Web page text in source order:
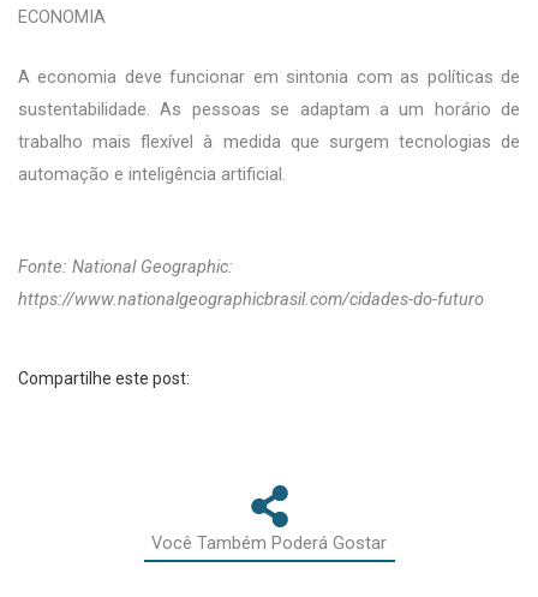
ECONOMIA
A economia deve funcionar em sintonia com as políticas de
sustentabilidade. As pessoas se adaptam a um horário de
trabalho mais flexível à medida que surgem tecnologias de
automação e inteligência artificial.
Fonte: National Geographic:
https://www.nationalgeographicbrasil.com/cidades-do-futuro
Compartilhe este post:
Você Também Poderá Gostar